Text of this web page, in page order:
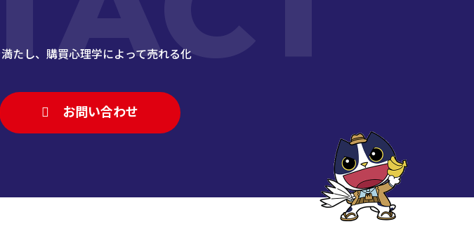
たし、 購買心理学によって売れる化
お問い合わせ